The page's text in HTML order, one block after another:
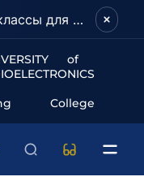
Обучающие курсы и мастер-классы для школьников и абитуриентов!
of
College